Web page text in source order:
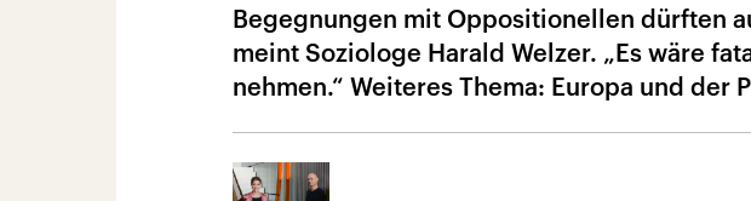
Begegnungen mit Oppositionellen dürften
meint Soziologe Harald Welzer. „Es wäre
nehmen.“ Weiteres Thema: Europa und der